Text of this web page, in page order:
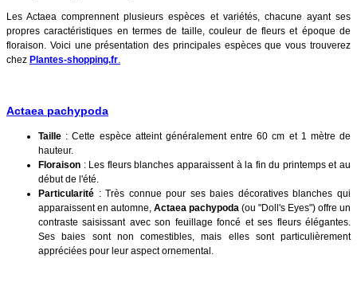
Les Actaea comprennent plusieurs espèces et variétés, chacune ayant ses
propres caractéristiques en termes de taille, couleur de fleurs et époque de
floraison. Voici une présentation des principales espèces que vous trouverez
chez Plantes-shopping.fr.
Actaea pachypoda
Taille : Cette espèce atteint généralement entre 60 cm et 1 mètre de
hauteur.
Floraison : Les fleurs blanches apparaissent à la fin du printemps et au
début de l'été.
Particularité : Très connue pour ses baies décoratives blanches qui
apparaissent en automne, Actaea pachypoda (ou "Doll's Eyes") offre un
contraste saisissant avec son feuillage foncé et ses fleurs élégantes.
Ses baies sont non comestibles, mais elles sont particulièrement
appréciées pour leur aspect ornemental.